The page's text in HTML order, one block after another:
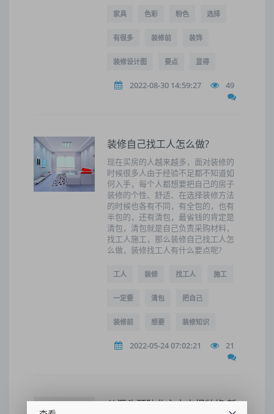
家具 色彩 粉色 选择
有很多 装修前 装饰
装修设计图 要点 显得
2022-08-30 14:59:27 49
装修自己找工人怎么做?
现在买房的人越来越多，面对装修的
时候很多人由于经验不足都不知道如
何入手，每个人都想要把自己的房子
装修的个性、舒适、在选择装修方法
的时候也各有不同，有全包的，也有
半包的，还有清包，最省钱的肯定是
清包，清包就是自己负责采购材料，
找工人施工，那么装修自己找工人怎
么做，装修找工人有什么要点呢?
工人 装修 找工人 施工
一定要 清包 把自己
装修前 想要 装修知识
2022-05-24 07:02:21 21
从源头预防业主未申报装修 新